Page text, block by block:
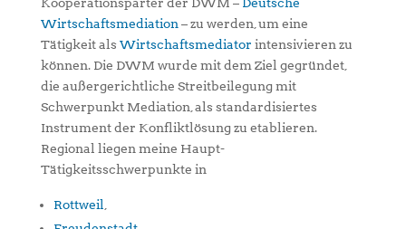
Wirtschaftsmediation – zu werden, um eine
Tätigkeit alsWirtschaftsmediator intensivieren zu
können. Die DWM wurde mit dem Ziel gegründet,
die außergerichtliche Streitbeilegung mit
Schwerpunkt Mediation, als standardisiertes
Instrument der Konfliktlösung zu etablieren.
Regional liegen meine Haupt-
Tätigkeitsschwerpunkte in
Rottweil